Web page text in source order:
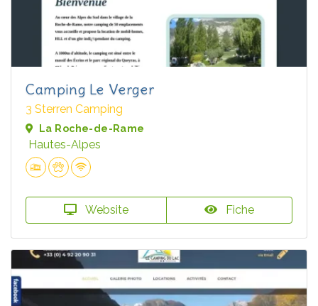
Camping Le Verger
3 Sterren Camping
La Roche-de-Rame
Hautes-Alpes
Website Fiche